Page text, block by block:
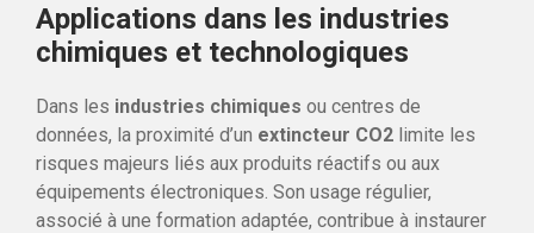
Applications dans les industries
chimiques et technologiques
Dans les industries chimiques ou centres de
données, la proximité d’un extincteur CO2 limite les
risques majeurs liés aux produits réactifs ou aux
équipements électroniques. Son usage régulier,
associé à une formation adaptée, contribue à instaurer